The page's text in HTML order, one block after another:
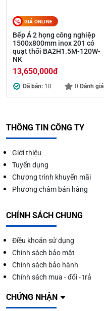
GIÁ ONLINE
Bếp Á 2 họng công nghiệp
1500x800mm inox 201 có
quạt thổi BA2H1.5M-120W-
NK
13,650,000đ
Đã bán: 18 0 Đánh giá
THÔNG TIN CÔNG TY
Giới thiệu
Tuyển dụng
Chương trình khuyến mãi
Phương châm bán hàng
CHÍNH SÁCH CHUNG
Điều khoản sử dụng
Chính sách bảo mật
Chính sách bảo hành
Chính sách mua - đổi - trả
CHỨNG NHẬN